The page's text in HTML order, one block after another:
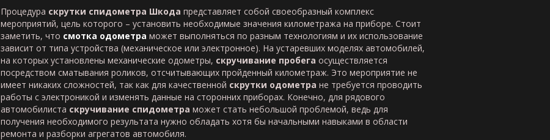
Процедура скрутки спидометра Шкода представляет собой своеобразный комплекс
мероприятий, цель которого – установить необходимые значения километража на приборе. Стоит
заметить, что смотка одометра может выполняться по разным технологиям и их использование
зависит от типа устройства (механическое или электронное). На устаревших моделях автомобилей,
на которых установлены механические одометры, скручивание пробега осуществляется
посредством сматывания роликов, отсчитывающих пройденный километраж. Это мероприятие не
имеет никаких сложностей, так как для качественной скрутки одометра не требуется проводить
работы с электроникой и изменять данные на сторонних приборах. Конечно, для рядового
автомобилиста скручивание спидометра может стать небольшой проблемой, ведь для
получения необходимого результата нужно обладать хотя бы начальными навыками в области
ремонта и разборки агрегатов автомобиля.